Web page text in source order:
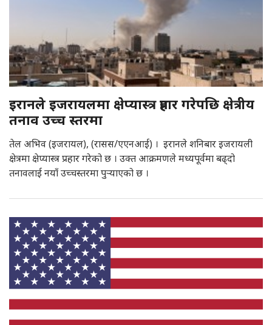
इरानले इजरायलमा क्षेप्यास्त्र प्रहार गरेपछि क्षेत्रीय
तनाव उच्च स्तरमा
तेल अभिव (इजरायल), (रासस/एएनआई) । इरानले शनिबार इजरायली
क्षेत्रमा क्षेप्यास्त्र प्रहार गरेको छ । उक्त आक्रमणले मध्यपूर्वमा बढ्दो
तनावलाई नयाँ उच्चस्तरमा पुर्‍याएको छ ।